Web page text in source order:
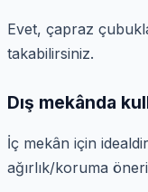
Evet, çapraz
takabilirsiniz.
Dış mekânda
İç mekân için
ağırlık/koruma